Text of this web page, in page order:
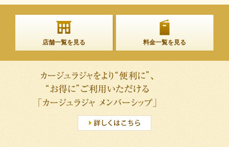
店舗一覧を見る 料金一覧を見る